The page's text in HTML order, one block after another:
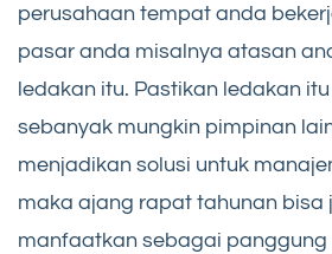
perusahaan tempat anda
pasar anda misalnya atasan
ledakan itu. Pastikan ledakan
sebanyak mungkin pimpinan
menjadikan solusi untuk
maka ajang rapat tahunan bisa
manfaatkan sebagai panggung